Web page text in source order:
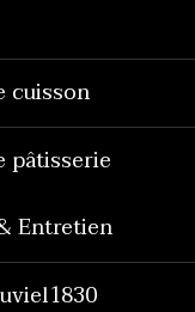
cuisson
pâtisserie
Entretien